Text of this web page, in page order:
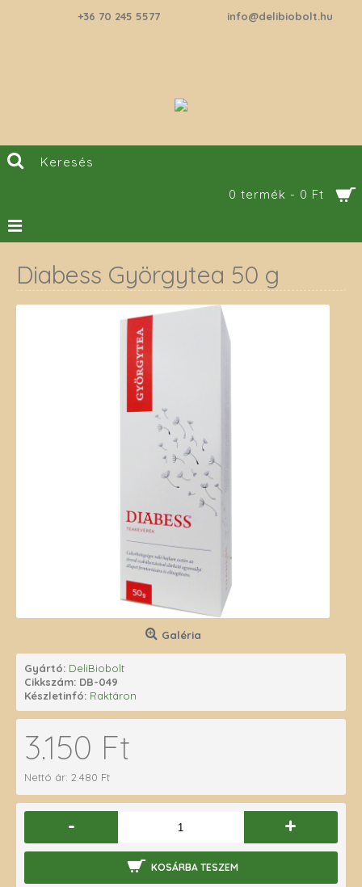
+36 70 245 5577 info@delibiobolt.hu
0 termék - 0 Ft
Diabess Györgytea 50 g
Galéria
Gyártó: DeliBiobolt
Cikkszám: DB-049
Készletinfó: Raktáron
3.150 Ft
Nettó ár: 2.480 Ft
- +
KOSÁRBA TESZEM